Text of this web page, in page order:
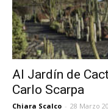
Al Jardín de
Carlo Scarpa
Chiara Scalco - 28 Marzo